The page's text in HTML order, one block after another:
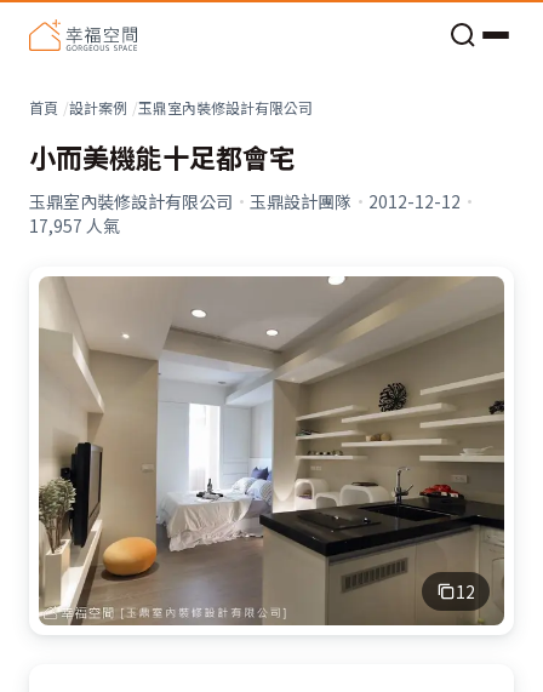
首頁 設計案例 玉鼎室內裝修設計有限公司
小而美機能十足都會宅
玉鼎室內裝修設計有限公司 · 玉鼎設計團隊 · 2012-12-12 ·
17,957 人氣
12